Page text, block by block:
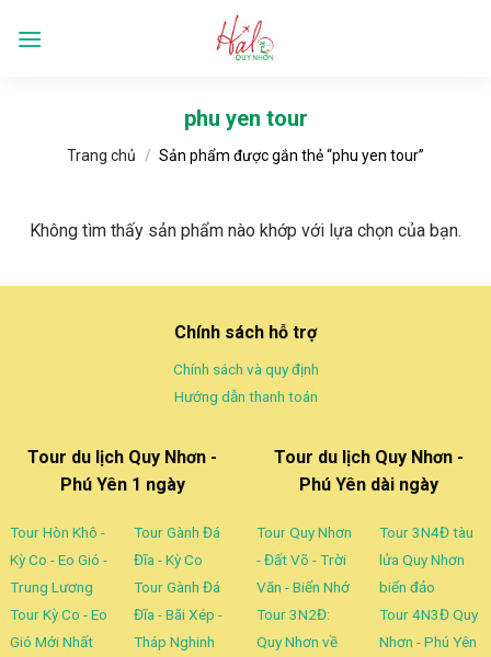
phu yen tour
Trang chủ / Sản phẩm được gắn thẻ “phu yen tour”
Không tìm thấy sản phẩm nào khớp với lựa chọn của bạn.
Chính sách hỗ trợ
Chính sách và quy định
Hướng dẫn thanh toán
Tour du lịch Quy Nhơn -
Phú Yên 1 ngày
Tour Hòn Khô -
Kỳ Co - Eo Gió -
Trung Lương
Tour Kỳ Co - Eo
Gió Mới Nhất
Tour Gành Đá
Đĩa - Kỳ Co
Tour Gành Đá
Đĩa - Bãi Xép -
Tháp Nghinh
Tour du lịch Quy Nhơn -
Phú Yên dài ngày
Tour Quy Nhơn
- Đất Võ - Trời
Văn - Biển Nhớ
Tour 3N2Đ:
Quy Nhơn về
Tour 3N4Đ tàu
lửa Quy Nhơn
biển đảo
Tour 4N3Đ Quy
Nhơn - Phú Yên